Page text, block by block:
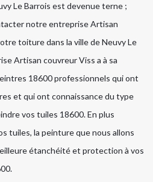
Le Barrois est devenue terne ;
notre entreprise Artisan
toiture dans la ville de Neuvy Le
Artisan couvreur Viss a à sa
18600 professionnels qui ont
et qui ont connaissance du type
vos tuiles 18600. En plus
tuiles, la peinture que nous allons
étanchéité et protection à vos